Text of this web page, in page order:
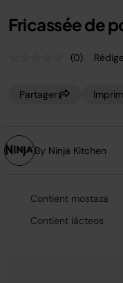
Fricassée de
Aucune
notation.
page.
(0)
Partager
By Ninja Kitchen
Contient mostaza
Contient lácteos